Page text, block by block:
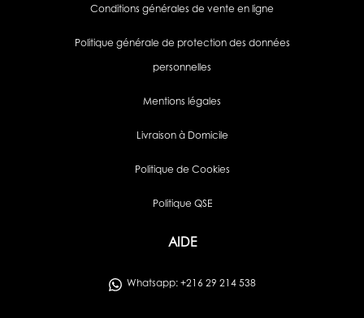
Conditions générales de vente en ligne
Politique générale de protection des données
personnelles
Mentions légales
Livraison à Domicile
Politique de Cookies
Politique QSE
AIDE
Whatsapp: +216 29 214 538